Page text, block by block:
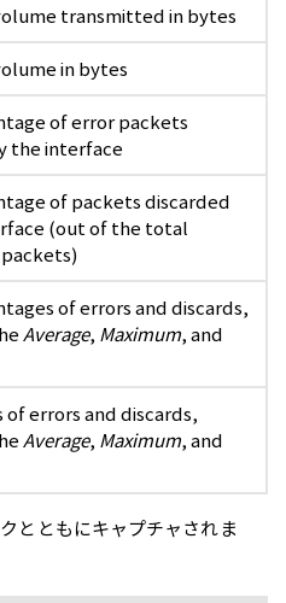
transmitted in bytes
in bytes
of error packets
the interface
of packets discarded
(out of the total
of errors and discards,
Average, Maximum, and
of errors and discards,
Average, Maximum, and
とともにキャプチャされま